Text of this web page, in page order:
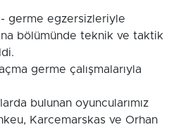
- germe egzersizleriyle
bölümünde teknik ve taktik
germe çalışmalarıyla
bulunan oyuncularımız
Karcemarskas ve Orhan